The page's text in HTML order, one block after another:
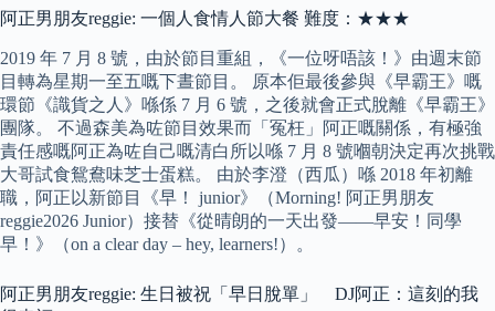
阿正男朋友reggie: 一個人食情人節大餐 難度：★★★
2019 年 7 月 8 號，由於節目重組，《一位呀唔該！》由週末節
目轉為星期一至五嘅下晝節目。 原本佢最後參與《早霸王》嘅
環節《識貨之人》喺係 7 月 6 號，之後就會正式脫離《早霸王》
團隊。 不過森美為咗節目效果而「冤枉」阿正嘅關係，有極強
責任感嘅阿正為咗自己嘅清白所以喺 7 月 8 號嗰朝決定再次挑戰
大哥試食鴛鴦味芝士蛋糕。 由於李澄（西瓜）喺 2018 年初離
職，阿正以新節目《早！ junior》（Morning! 阿正男朋友
reggie2026 Junior）接替《從晴朗的一天出發——早安！同學
早！》（on a clear day – hey, learners!）。
阿正男朋友reggie: 生日被祝「早日脫單」 DJ阿正：這刻的我